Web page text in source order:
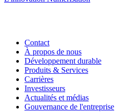
Contact
À propos de nous
Développement durable
Produits & Services
Carrières
Investisseurs
Actualités et médias
Gouvernance de l'entreprise